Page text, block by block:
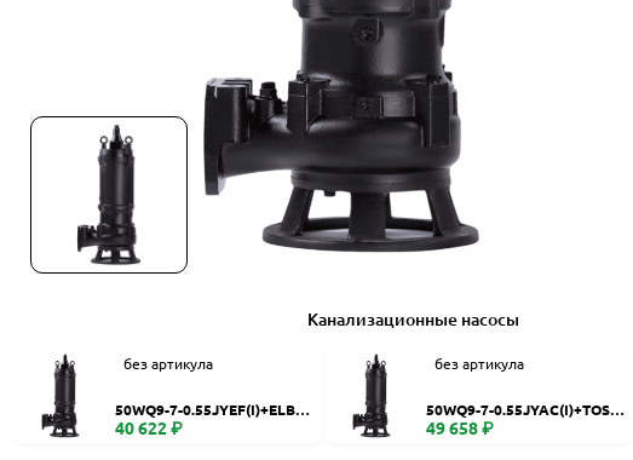
Канализационные насосы
без артикула
50WQ9-7-0.55JYEF(I)+ELB50
WQ
40 622 ₽
без артикула
50WQ9-7-0.55JYAC(I)+TOS-5
0
49 658 ₽